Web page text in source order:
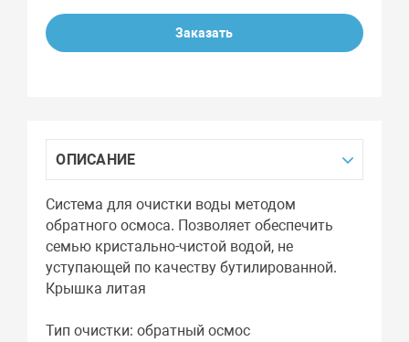
Заказать
ОПИСАНИЕ
Система для очистки воды методом
обратного осмоса. Позволяет обеспечить
семью кристально-чистой водой, не
уступающей по качеству бутилированной.
Крышка литая
Тип очистки: обратный осмос